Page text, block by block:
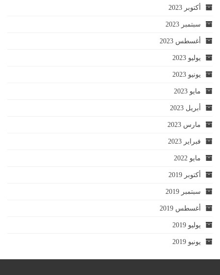
أكتوبر 2023
سبتمبر 2023
أغسطس 2023
يوليو 2023
يونيو 2023
مايو 2023
أبريل 2023
مارس 2023
فبراير 2023
مايو 2022
أكتوبر 2019
سبتمبر 2019
أغسطس 2019
يوليو 2019
يونيو 2019